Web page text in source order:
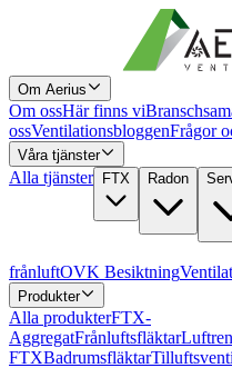
Om Aerius
Om ossHär finns vi
ossVentilationsbloggenFrågor
Våra tjänster
Alla tjänster FTX Radon
frånluftOVK Besiktning
Produkter
Alla produkterFTX-
AggregatFrånluftsfläktar
FTXBadrumsfläktar